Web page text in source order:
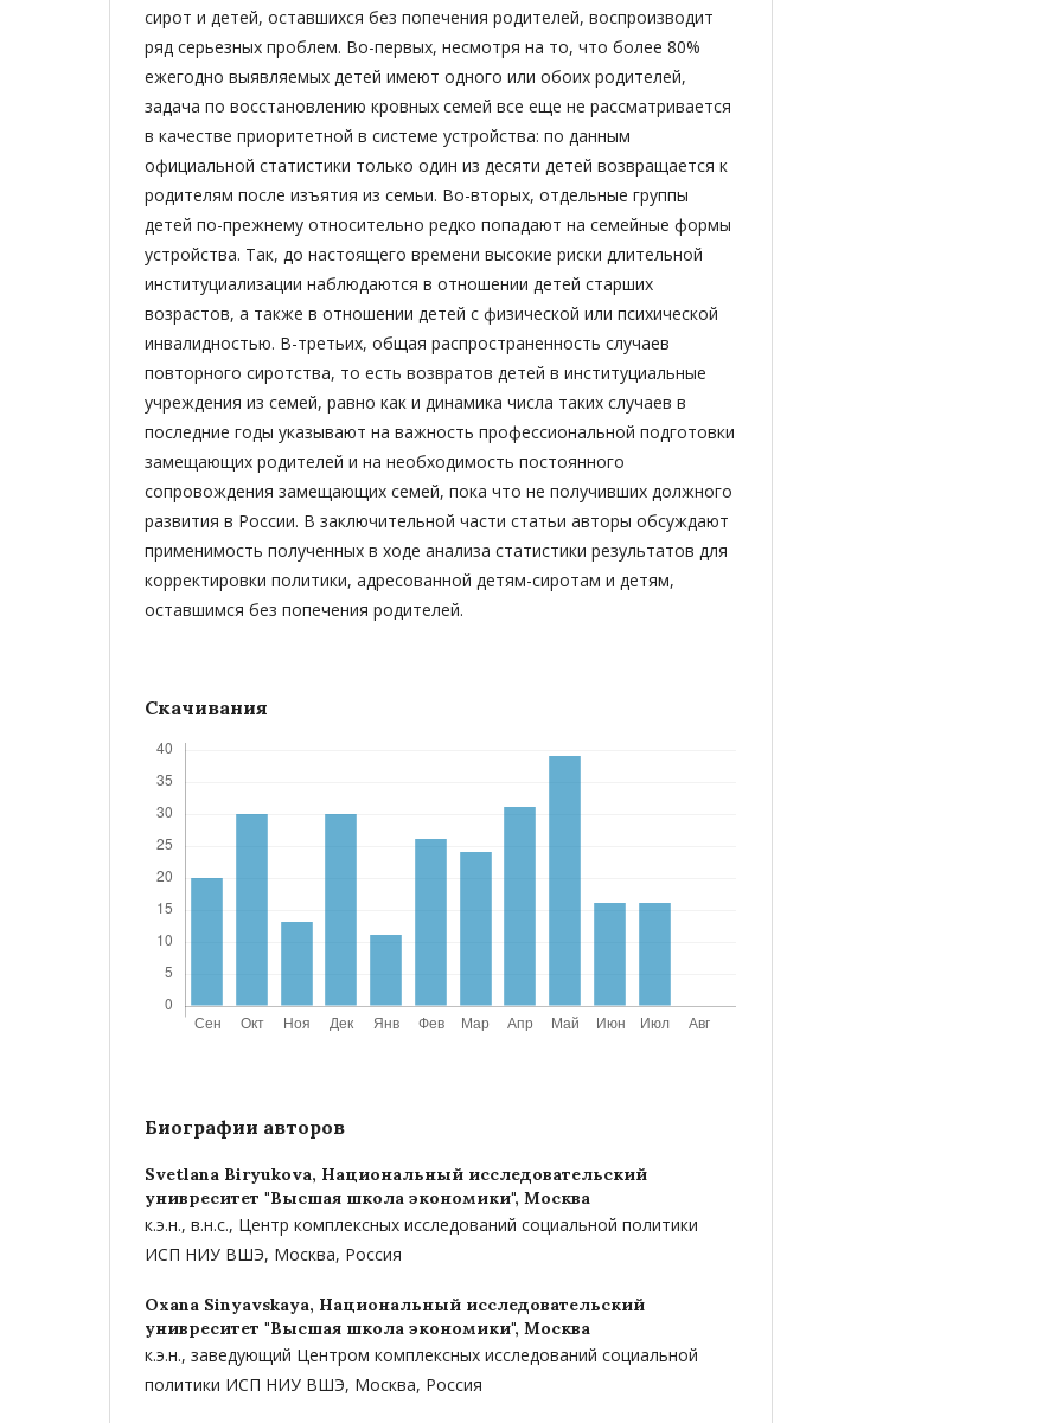
сирот и детей, оставшихся без попечения родителей, воспроизводит
ряд серьезных проблем. Во-первых, несмотря на то, что более 80%
ежегодно выявляемых детей имеют одного или обоих родителей,
задача по восстановлению кровных семей все еще не рассматривается
в качестве приоритетной в системе устройства: по данным
официальной статистики только один из десяти детей возвращается к
родителям после изъятия из семьи. Во-вторых, отдельные группы
детей по-прежнему относительно редко попадают на семейные формы
устройства. Так, до настоящего времени высокие риски длительной
институциализации наблюдаются в отношении детей старших
возрастов, а также в отношении детей с физической или психической
инвалидностью. В-третьих, общая распространенность случаев
повторного сиротства, то есть возвратов детей в институциальные
учреждения из семей, равно как и динамика числа таких случаев в
последние годы указывают на важность профессиональной подготовки
замещающих родителей и на необходимость постоянного
сопровождения замещающих семей, пока что не получивших должного
развития в России. В заключительной части статьи авторы обсуждают
применимость полученных в ходе анализа статистики результатов для
корректировки политики, адресованной детям-сиротам и детям,
оставшимся без попечения родителей.
Скачивания
Биографии авторов
Svetlana Biryukova, Национальный исследовательский
унивреситет "Высшая школа экономики", Москва
к.э.н., в.н.с., Центр комплексных исследований социальной политики
ИСП НИУ ВШЭ, Москва, Россия
Oxana Sinyavskaya, Национальный исследовательский
унивреситет "Высшая школа экономики", Москва
к.э.н., заведующий Центром комплексных исследований социальной
политики ИСП НИУ ВШЭ, Москва, Россия